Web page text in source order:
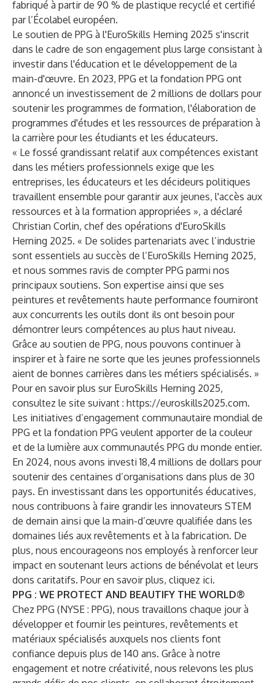
fabriqué à partir de 90 % de plastique recyclé et certifié
par l’Écolabel européen.
Le soutien de PPG à l'EuroSkills Herning 2025 s'inscrit
dans le cadre de son engagement plus large consistant à
investir dans l'éducation et le développement de la
main-d'œuvre. En 2023, PPG et la fondation PPG ont
annoncé un investissement de 2 millions de dollars pour
soutenir les programmes de formation, l'élaboration de
programmes d'études et les ressources de préparation à
la carrière pour les étudiants et les éducateurs.
« Le fossé grandissant relatif aux compétences existant
dans les métiers professionnels exige que les
entreprises, les éducateurs et les décideurs politiques
travaillent ensemble pour garantir aux jeunes, l'accès aux
ressources et à la formation appropriées », a déclaré
Christian Corlin, chef des opérations d'EuroSkills
Herning 2025. « De solides partenariats avec l’industrie
sont essentiels au succès de l’EuroSkills Herning 2025,
et nous sommes ravis de compter PPG parmi nos
principaux soutiens. Son expertise ainsi que ses
peintures et revêtements haute performance fourniront
aux concurrents les outils dont ils ont besoin pour
démontrer leurs compétences au plus haut niveau.
Grâce au soutien de PPG, nous pouvons continuer à
inspirer et à faire ne sorte que les jeunes professionnels
aient de bonnes carrières dans les métiers spécialisés. »
Pour en savoir plus sur EuroSkills Herning 2025,
consultez le site suivant : https://euroskills2025.com.
Les initiatives d’engagement communautaire mondial de
PPG et la fondation PPG veulent apporter de la couleur
et de la lumière aux communautés PPG du monde entier.
En 2024, nous avons investi 18,4 millions de dollars pour
soutenir des centaines d’organisations dans plus de 30
pays. En investissant dans les opportunités éducatives,
nous contribuons à faire grandir les innovateurs STEM
de demain ainsi que la main-d’œuvre qualifiée dans les
domaines liés aux revêtements et à la fabrication. De
plus, nous encourageons nos employés à renforcer leur
impact en soutenant leurs actions de bénévolat et leurs
dons caritatifs. Pour en savoir plus, cliquez ici.
PPG : WE PROTECT AND BEAUTIFY THE WORLD®
Chez PPG (NYSE : PPG), nous travaillons chaque jour à
développer et fournir les peintures, revêtements et
matériaux spécialisés auxquels nos clients font
confiance depuis plus de 140 ans. Grâce à notre
engagement et notre créativité, nous relevons les plus